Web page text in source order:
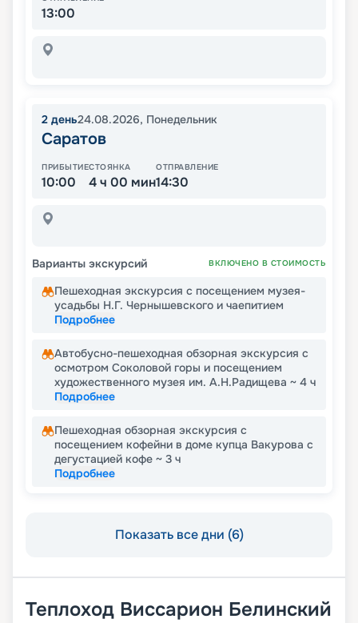
13:00
2 день24.08.2026, Понедельник
Саратов
ПРИБЫТИЕ
10:00
СТОЯНКА
4 ч 00 мин
ОТПРАВЛЕНИЕ
14:30
Варианты экскурсий ВКЛЮЧЕНО В СТОИМОСТЬ
Пешеходная экскурсия с посещением музея-
усадьбы Н.Г. Чернышевского и чаепитием
Подробнее
Автобусно-пешеходная обзорная экскурсия с
осмотром Соколовой горы и посещением
художественного музея им. А.Н.Радищева ~ 4 ч
Подробнее
Пешеходная обзорная экскурсия с
посещением кофейни в доме купца Вакурова с
дегустацией кофе ~ 3 ч
Подробнее
Показать все дни (6)
Теплоход Виссарион Белинский